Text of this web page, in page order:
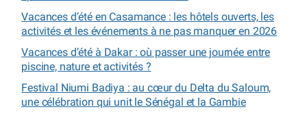
Vacances d’été en Casamance : les hôtels ouverts, les
activités et les événements à ne pas manquer en 2026
Vacances d’été à Dakar : où passer une journée entre
piscine, nature et activités ?
Festival Niumi Badiya : au cœur du Delta du Saloum,
une célébration qui unit le Sénégal et la Gambie